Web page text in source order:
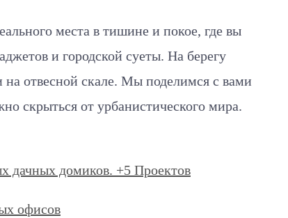
места в тишине и покое, где вы
и городской суеты. На берегу
отвесной скале. Мы поделимся с вами
скрыться от урбанистического мира.
дачных домиков. +5 Проектов
офисов